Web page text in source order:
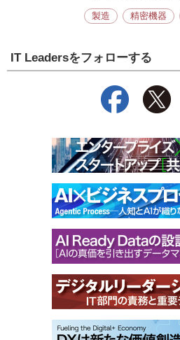
製造 精密機器
IT Leadersをフォローする